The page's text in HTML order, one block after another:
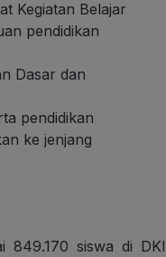
Kegiatan Belajar
pendidikan
Dasar dan
pendidikan
ke jenjang
849.170 siswa di DKI